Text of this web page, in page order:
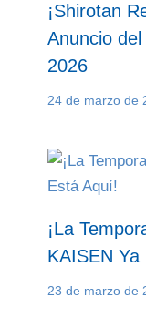
¡Shirotan
Anuncio
2026
24 de marzo de
¡La
KAISEN
23 de marzo de